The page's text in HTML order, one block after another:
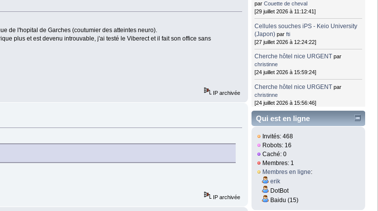
de l'hopital de Garches (coutumier des atteintes neuro).
plus et est devenu introuvable, j'ai testé le Viberect et il fait son office sans
IP archivée
IP archivée
parCouette de cheval
[29 juillet 2026 à 11:12:41]
Cellules souches iPS - Keio University
(Japon) parfti
[27 juillet 2026 à 12:24:22]
Cherche hôtel nice URGENT par
christinne
[24 juillet 2026 à 15:59:24]
Cherche hôtel nice URGENT par
christinne
[24 juillet 2026 à 15:56:46]
Qui est en ligne
Invités: 468
Robots: 16
Caché: 0
Membres: 1
Membres en ligne:
erik
DotBot
Baidu (15)